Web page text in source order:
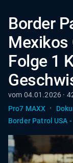
Border
Mexikos
Folge 1
vom 04.01.2026 ·
Pro7 MAXX ·
Border Patrol USA